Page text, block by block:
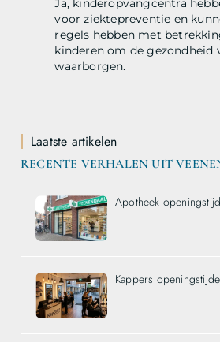
Ja, kinderopvangcentra
voor ziektepreventie en
regels hebben met
kinderen om de gezondheid
waarborgen.
Laatste artikelen
RECENTE VERHALEN UIT
Apotheek
Kappers